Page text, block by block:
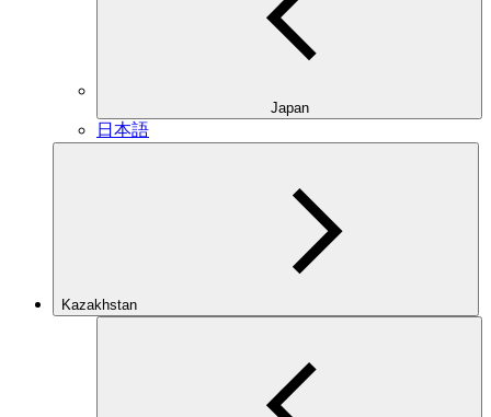
Japan
日本語
Kazakhstan